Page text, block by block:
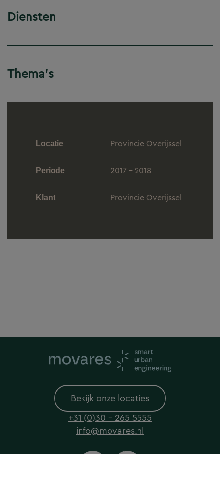
Diensten
Thema's
Locatie Provincie Overijssel
Periode 2017 - 2018
Klant Provincie Overijssel
Bekijk onze locaties
+31 (0)30 - 265 5555
info@movares.nl